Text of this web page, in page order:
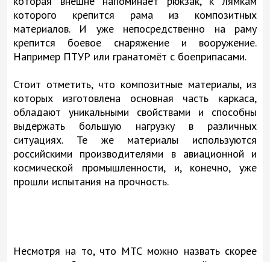
которого крепится рама из композитных
материалов. И уже непосредственно на раму
крепится боевое снаряжение и вооружение.
Например ПТУР или гранатомёт с боеприпасами.
Стоит отметить, что композитные материалы, из
которых изготовлена основная часть каркаса,
обладают уникальными свойствами и способны
выдержать большую нагрузку в различных
ситуациях. Те же материалы используются
российскими производителями в авиационной и
космической промышленности, и, конечно, уже
прошли испытания на прочность.
Несмотря на то, что МТС можно назвать скорее